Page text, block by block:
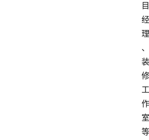
目
经
理
、
装
修
工
作
室
等